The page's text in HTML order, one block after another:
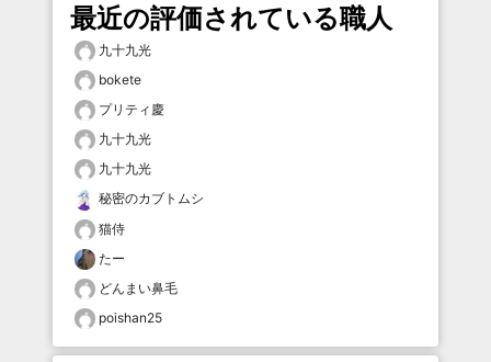
最近の評価されている職人
九十九光
bokete
プリティ慶
九十九光
九十九光
秘密のカブトムシ
猫侍
たー
どんまい鼻毛
poishan25